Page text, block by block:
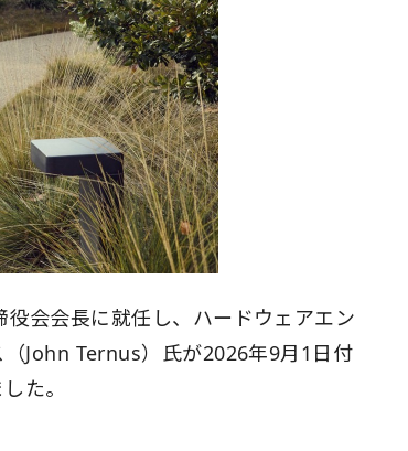
会会長に就任し、ハードウェアエン
John Ternus）氏が2026年9月1日付
た。